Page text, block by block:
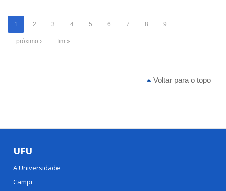
1 2 3 4 5 6 7 8 9 …
próximo › fim »
Voltar para o topo
UFU
A Universidade
Campi